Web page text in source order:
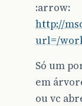
:arrow:
http://
url=/
Só um
em
ou vc